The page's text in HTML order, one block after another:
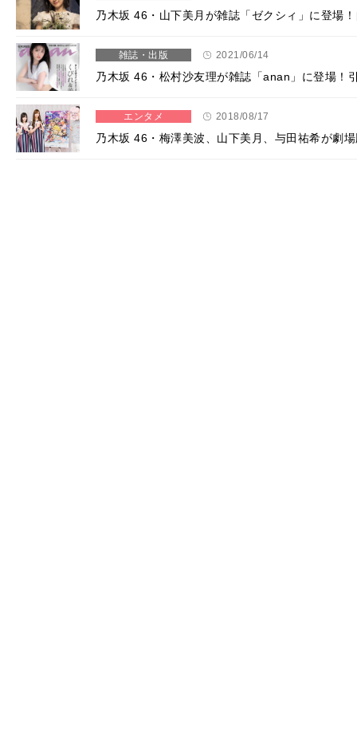
乃木坂 46・山下美月が雑誌「ゼクシィ」に登場
雑誌・出版 2021/06/14
乃木坂 46・松村沙友理が雑誌「anan」に登場！
エンタメ 2018/08/17
乃木坂 46・梅澤美波、山下美月、与田祐希が劇